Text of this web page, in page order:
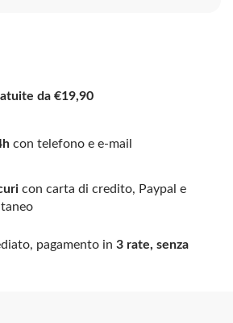
da €19,90
con telefono e e-mail
con carta di credito, Paypal e
pagamento in 3 rate, senza